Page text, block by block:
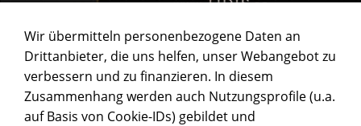
Wir übermitteln personenbezogene Daten an
Drittanbieter, die uns helfen, unser Webangebot zu
verbessern und zu finanzieren. In diesem
Zusammenhang werden auch Nutzungsprofile (u.a.
auf Basis von Cookie-IDs) gebildet und